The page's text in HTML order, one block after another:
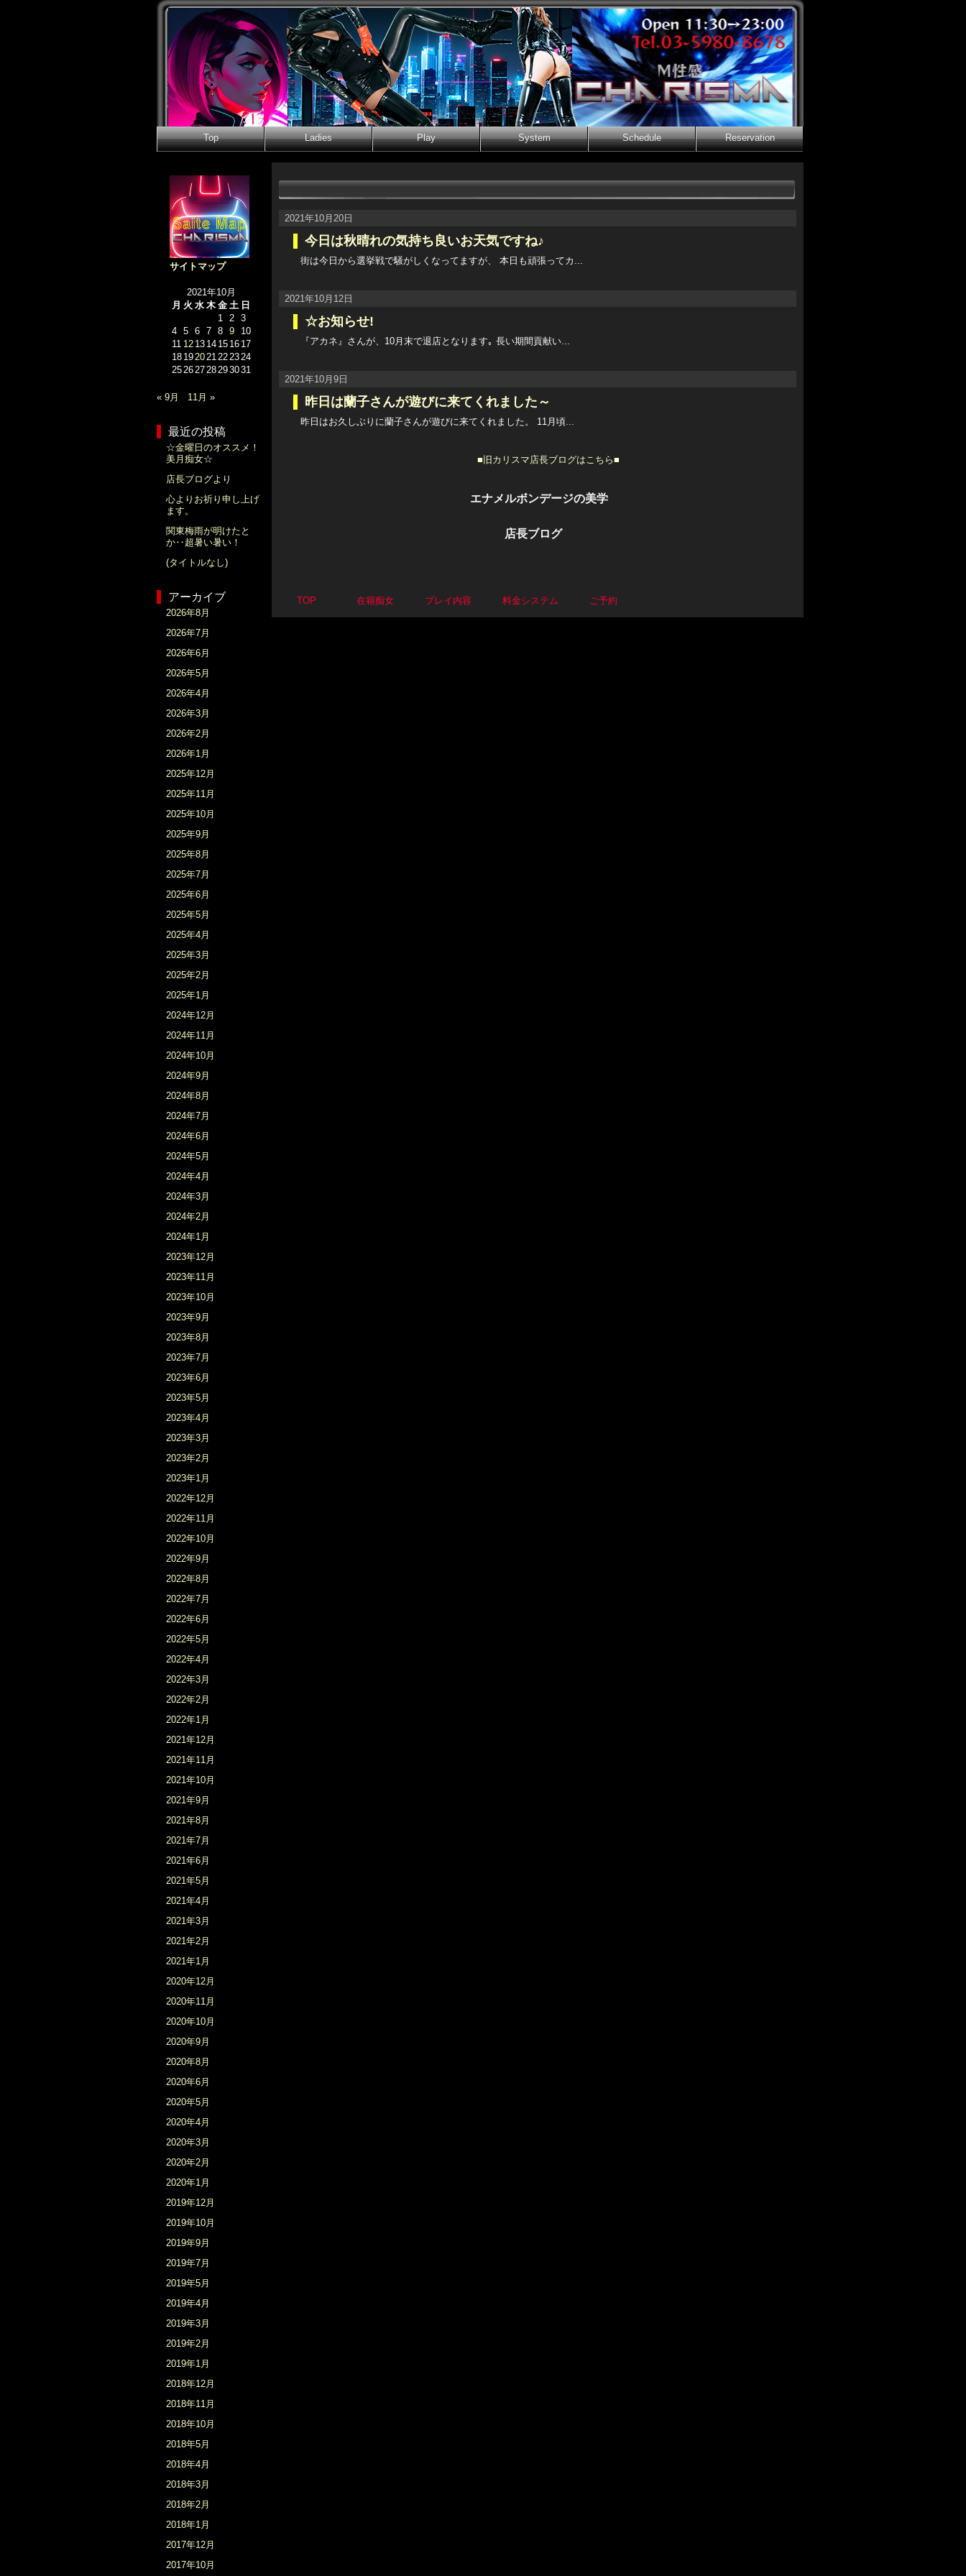
Top Ladies Play System Schedule Reservation
サイトマップ
2021年10月
月 火 水 木 金 土 日
1
2
3
4
5 6 7 8 9
10
11 12 13 14 15 16 17
18 192021222324
25262728293031
« 9月 11月 »
最近の投稿
☆金曜日のオススメ！
美月痴女☆
店長ブログより
心よりお祈り申し上げ
ます。
関東梅雨が明けたと
か‥超暑い暑い！
(タイトルなし)
アーカイブ
2026年8月
2026年7月
2026年6月
2026年5月
2026年4月
2026年3月
2026年2月
2026年1月
2025年12月
2025年11月
2025年10月
2025年9月
2025年8月
2025年7月
2025年6月
2025年5月
2025年4月
2025年3月
2025年2月
2025年1月
2024年12月
2024年11月
2024年10月
2024年9月
2024年8月
2024年7月
2024年6月
2024年5月
2024年4月
2024年3月
2024年2月
2024年1月
2023年12月
2023年11月
2023年10月
2023年9月
2023年8月
2023年7月
2023年6月
2023年5月
2023年4月
2023年3月
2023年2月
2023年1月
2022年12月
2022年11月
2022年10月
2022年9月
2022年8月
2022年7月
2022年6月
2022年5月
2022年4月
2022年3月
2022年2月
2022年1月
2021年12月
2021年11月
2021年10月
2021年9月
2021年8月
2021年7月
2021年6月
2021年5月
2021年4月
2021年3月
2021年2月
2021年1月
2020年12月
2020年11月
2020年10月
2020年9月
2020年8月
2020年6月
2020年5月
2020年4月
2020年3月
2020年2月
2020年1月
2019年12月
2019年10月
2019年9月
2019年7月
2019年5月
2019年4月
2019年3月
2019年2月
2019年1月
2018年12月
2018年11月
2018年10月
2018年5月
2018年4月
2018年3月
2018年2月
2018年1月
2017年12月
2017年10月
2021年10月20日
今日は秋晴れの気持ち良いお天気ですね♪
街は今日から選挙戦で騒がしくなってますが、 本日も頑張ってカ...
2021年10月12日
☆お知らせ!
『アカネ』さんが、10月末で退店となります｡ 長い期間貢献い...
2021年10月9日
昨日は蘭子さんが遊びに来てくれました～
昨日はお久しぶりに蘭子さんが遊びに来てくれました。 11月頃...
■旧カリスマ店長ブログはこちら■
エナメルボンデージの美学
店長ブログ
TOP 在籍痴女 プレイ内容 料金システム ご予約